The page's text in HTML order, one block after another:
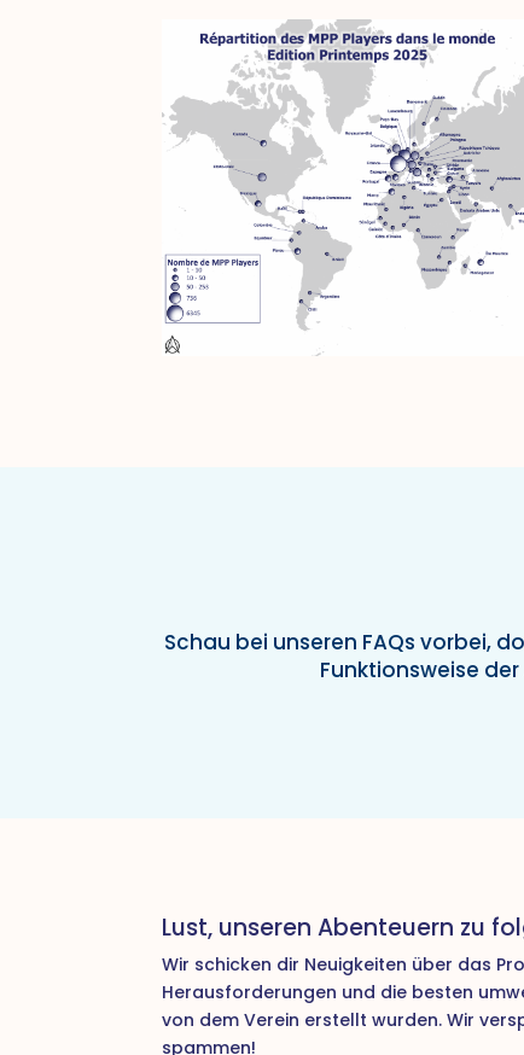
Schau bei unseren FAQs vorbei,
Funktionsweise
Lust, unseren Abenteuern zu
Wir schicken dir Neuigkeiten über das
Herausforderungen und die besten
von dem Verein erstellt wurden. Wir
spammen!